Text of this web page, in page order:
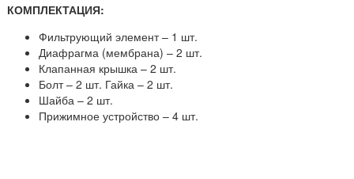
КОМПЛЕКТАЦИЯ:
Фильтрующий элемент – 1 шт.
Диафрагма (мембрана) – 2 шт.
Клапанная крышка – 2 шт.
Болт – 2 шт. Гайка – 2 шт.
Шайба – 2 шт.
Прижимное устройство – 4 шт.